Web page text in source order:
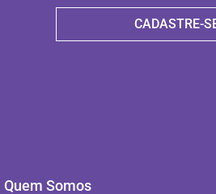
CADASTRE-
Quem Somos